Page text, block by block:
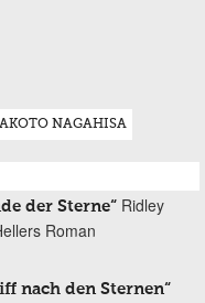
NAGAHISA
der Sterne“ Ridley
Roman
nach den Sternen“